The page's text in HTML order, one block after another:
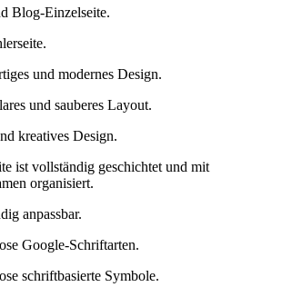
Blog-Einzelseite.
und modernes Design.
und sauberes Layout.
kreatives Design.
ist vollständig geschichtet und mit
organisiert.
anpassbar.
Google-Schriftarten.
schriftbasierte Symbole.